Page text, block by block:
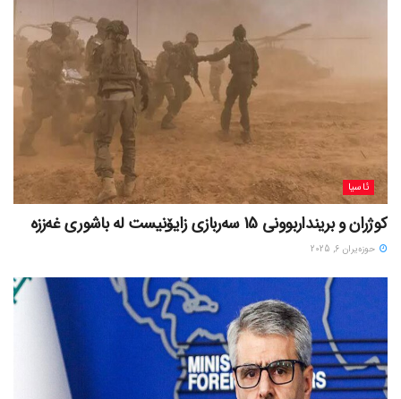
ئاسیا
کوژران و برینداربوونی 15 سەربازی زایۆنیست لە باشوری غەززە
حوزه‌یران 6, 2025